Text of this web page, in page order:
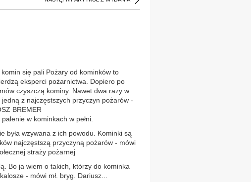
się pali Pożary od kominków to
eksperci pożarnictwa. Dopiero po
czyszczą kominy. Nawet dwa razy w
z najczęstszych przyczyn pożarów -
BREMER
w kominkach w pełni.
była wzywana z ich powodu. Kominki są
najczęstszą przyczyną pożarów - mówi
straży pożarnej
Bo ja wiem o takich, którzy do kominka
- mówi mł. bryg. Dariusz...